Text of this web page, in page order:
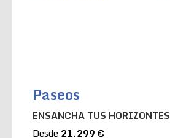
Paseos
ENSANCHA TUS HORIZONTES
Desde 21.299 €